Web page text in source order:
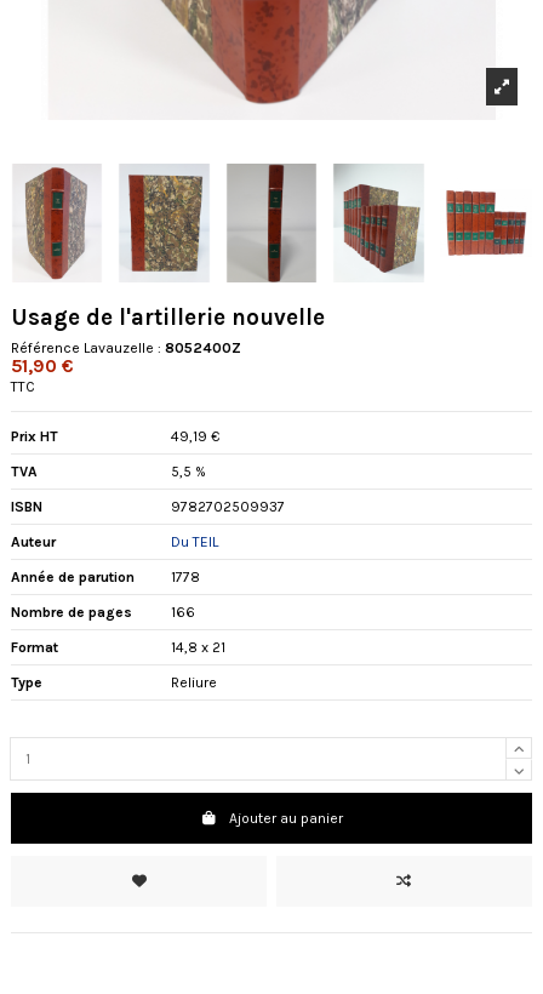
Usage de l'artillerie nouvelle
Référence Lavauzelle : 8052400Z
51,90 €
TTC
Prix HT 49,19 €
TVA 5,5 %
ISBN 9782702509937
Auteur Du TEIL
Année de parution 1778
Nombre de pages 166
Format 14,8 x 21
Type Reliure
Ajouter au panier